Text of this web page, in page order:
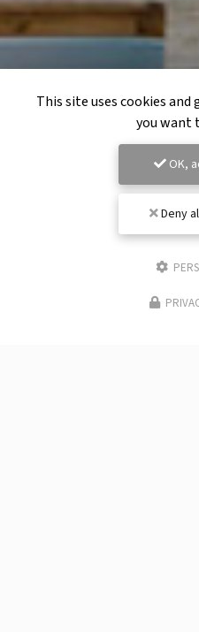
This site uses cookies
you want
OK,
Deny